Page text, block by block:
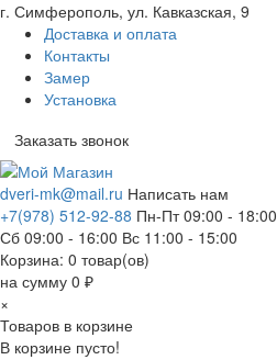
г. Симферополь, ул. Кавказская, 9
Доставка и оплата
Контакты
Замер
Установка
Заказать звонок
dveri-mk@mail.ru Написать нам
+7(978) 512-92-88 Пн-Пт 09:00 - 18:00
Сб 09:00 - 16:00 Вс 11:00 - 15:00
Корзина: 0 товар(ов)
на сумму 0 ₽
×
Товаров в корзине
В корзине пусто!